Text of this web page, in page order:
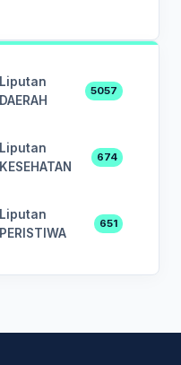
Liputan
DAERAH
5057
Liputan
KESEHATAN
674
Liputan
PERISTIWA
651